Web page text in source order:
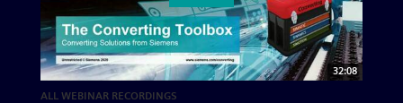
32:08
ALL WEBINAR RECORDINGS